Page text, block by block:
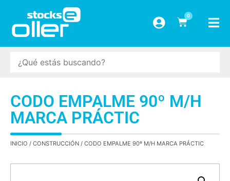
0
CODO EMPALME 90º M/H
MARCA PRÁCTIC
INICIO / CONSTRUCCIÓN / CODO EMPALME 90º M/H MARCA PRÁCTIC